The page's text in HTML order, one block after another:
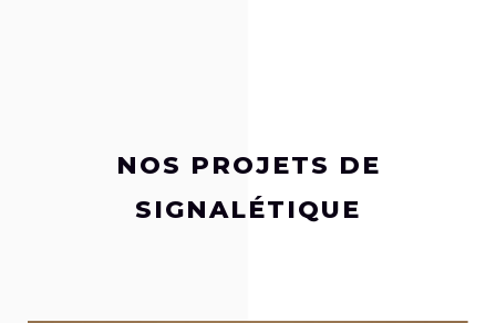
NOS PROJETS DE
SIGNALÉTIQUE